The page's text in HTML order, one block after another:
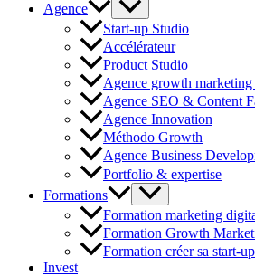
Agence
Start-up Studio
Accélérateur
Product Studio
Agence growth
Agence SEO & Content
Agence Innovation
Méthodo Growth
Agence Business
Portfolio & expertise
Formations
Formation marketing
Formation Growth
Formation créer sa start-up
Invest